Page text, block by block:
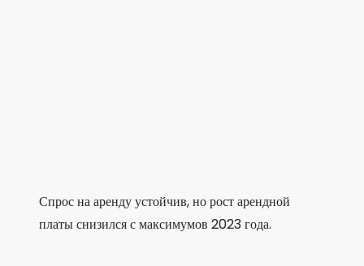
Спрос на аренду устойчив, но рост арендной
платы снизился с максимумов 2023 года.